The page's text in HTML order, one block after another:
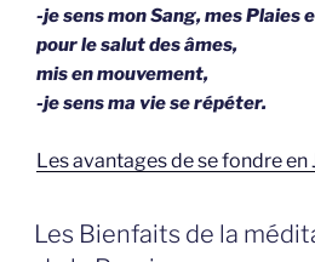
-je sens mon Sang, mes Plaies
pour le salut des âmes,
mis en mouvement,
-je sens ma vie se répéter.
Les avantages de se fondre en
GEPLAATST
OP
Les Bienfaits de la